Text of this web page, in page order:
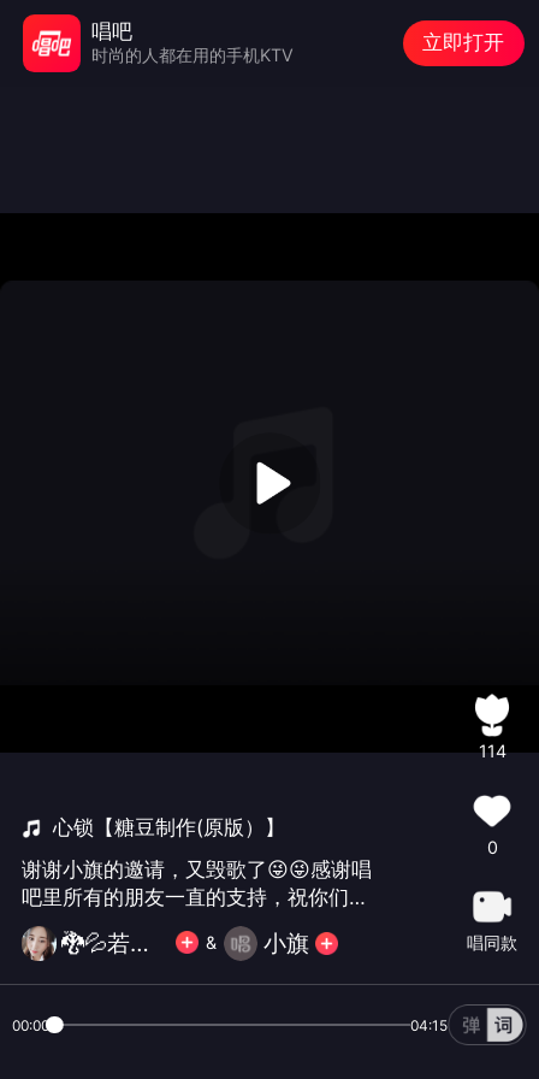
心锁【糖豆制作(原版）】
谢谢小旗的邀请，又毁歌了😜😜感谢唱
吧里所有的朋友一直的支持，祝你们每
天有个好心情😊
🐉💦若相惜💦🐉 & 小旗
114
0
唱同款
00:00 04:15
唱吧
时尚的人都在用的手机KTV
立即打开